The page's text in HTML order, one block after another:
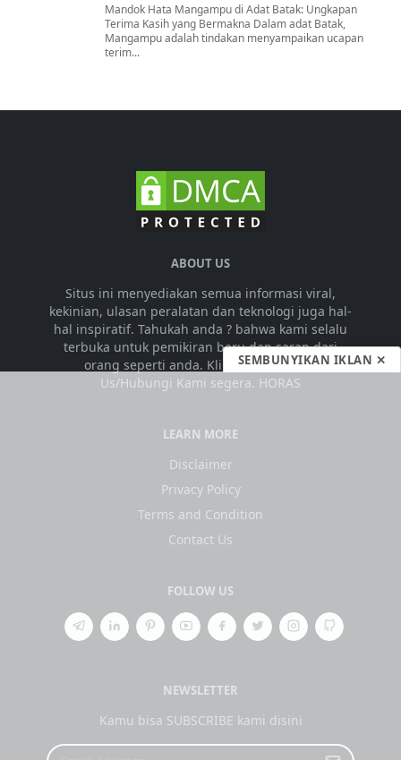
Mandok Hata Mangampu di Adat Batak: Ungkapan
Terima Kasih yang Bermakna Dalam adat Batak,
Mangampu adalah tindakan menyampaikan ucapan
terim...
ABOUT US
Situs ini menyediakan semua informasi viral,
kekinian, ulasan peralatan dan teknologi juga hal-
hal inspiratif. Tahukah anda ? bahwa kami selalu
terbuka untuk pemikiran baru dan saran dari
orang seperti anda. Klik kolom Contact
Us/Hubungi Kami segera. HORAS
LEARN MORE
Disclaimer
Privacy Policy
Terms and Condition
Contact Us
FOLLOW US
NEWSLETTER
Kamu bisa SUBSCRIBE kami disini
SEMBUNYIKAN IKLAN ✕